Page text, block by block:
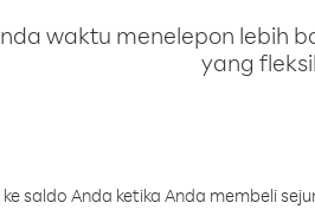
waktu menelepon lebih
yang
saldo Anda ketika Anda membeli